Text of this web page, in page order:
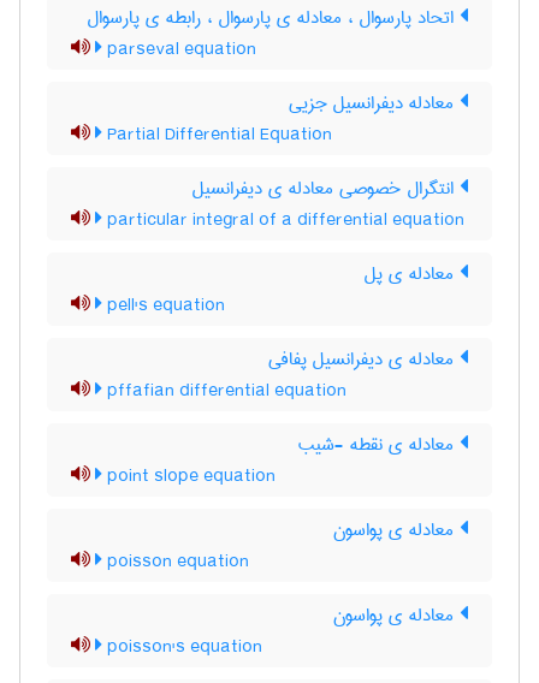
اتحاد پارسوال ، معادله ی پارسوال ، رابطه ی پارسوال
parseval equation
معادله دیفرانسیل جزیی
Partial Differential Equation
انتگرال خصوصی معادله ی دیفرانسیل
particular integral of a differential equation
معادله ی پل
pell's equation
معادله ی دیفرانسیل پفافی
pffafian differential equation
معادله ی نقطه -شیب
point slope equation
معادله ی پواسون
poisson equation
معادله ی پواسون
poisson's equation